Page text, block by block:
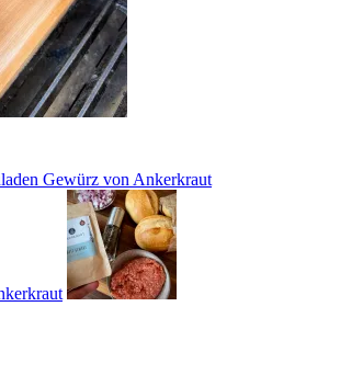
Gewürz von Ankerkraut